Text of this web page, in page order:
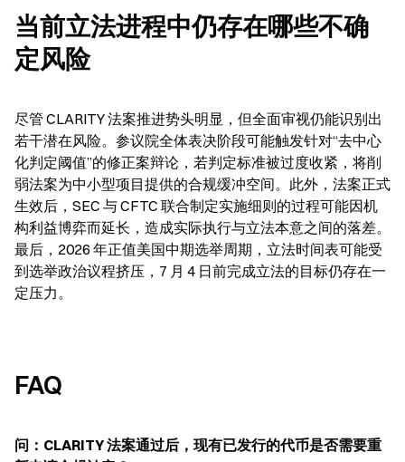
当前立法进程中仍存在哪些不确
定风险
尽管 CLARITY 法案推进势头明显，但全面审视仍能识别出
若干潜在风险。参议院全体表决阶段可能触发针对“去中心
化判定阈值”的修正案辩论，若判定标准被过度收紧，将削
弱法案为中小型项目提供的合规缓冲空间。此外，法案正式
生效后，SEC 与 CFTC 联合制定实施细则的过程可能因机
构利益博弈而延长，造成实际执行与立法本意之间的落差。
最后，2026 年正值美国中期选举周期，立法时间表可能受
到选举政治议程挤压，7 月 4 日前完成立法的目标仍存在一
定压力。
FAQ
问：CLARITY 法案通过后，现有已发行的代币是否需要重